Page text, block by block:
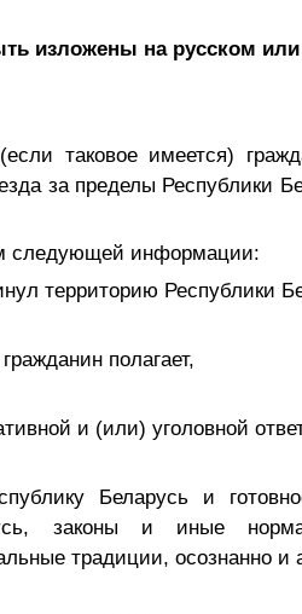
изложены на русском или
таковое имеется)
за пределы Республики
следующей информации:
территорию Республики
полагает,
и (или) уголовной
Беларусь и
законы и иные
традиции, осознанно и